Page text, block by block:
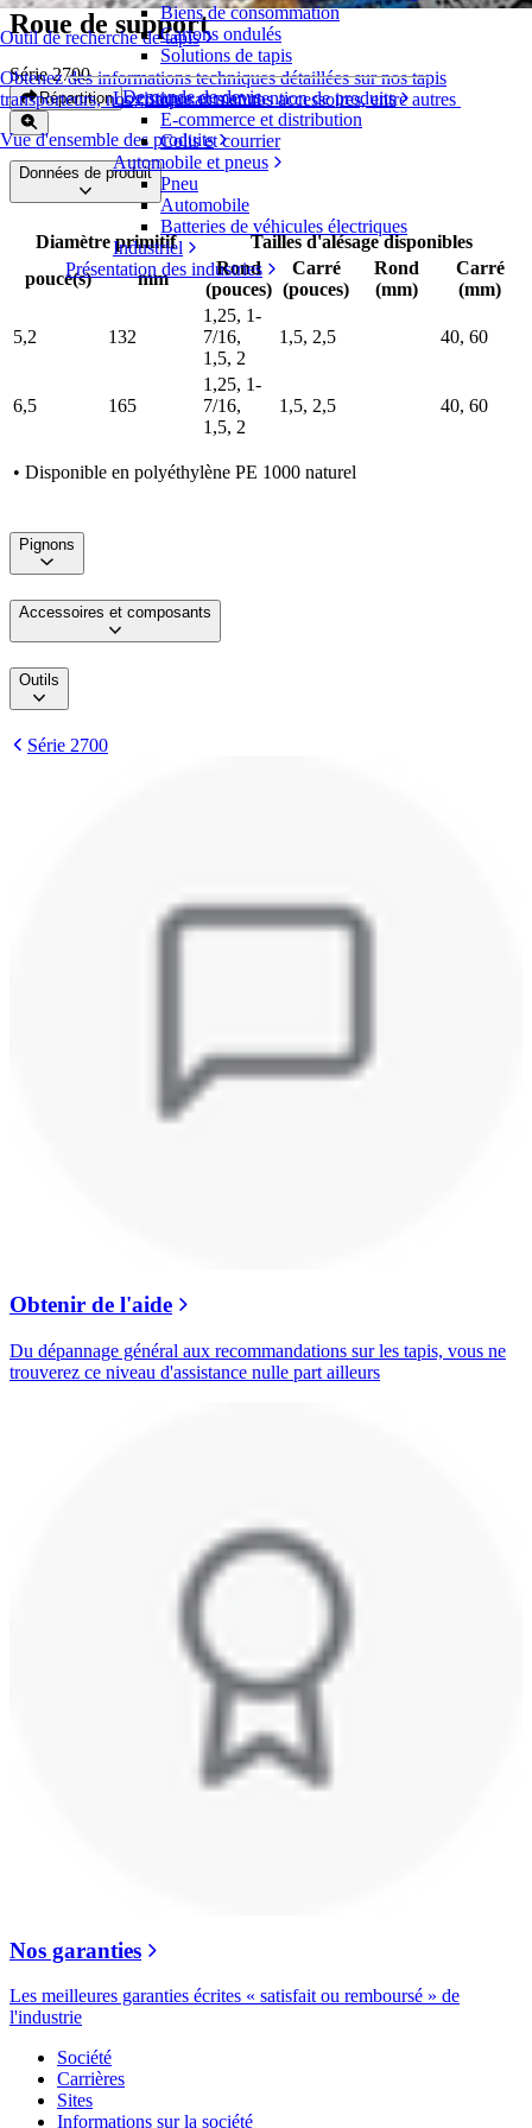
Outil de recherche de tapis
Obtenez des informations techniques détaillées sur nos tapis
transporteurs, nos composants et nos accessoires, entre autres
Vue d'ensemble des produits
Biens de consommation
Cartons ondulés
Solutions de tapis
Logistique et manutention de produits
E-commerce et distribution
Colis et courrier
Automobile et pneus
Pneu
Automobile
Batteries de véhicules électriques
Industriel
Présentation des industries
Roue de support
Série 2700
Répartition Demande de devis
Données de produit
Diamètre primitif
Tailles d'alésage disponibles
pouce(s)
mm
Rond
(pouces)
Carré
(pouces)
Rond
(mm)
Carré
(mm)
5,2 132
1,25, 1-
7/16,
1,5, 2
1,5, 2,5 40, 60
6,5 165
1,25, 1-
7/16,
1,5, 2
1,5, 2,5 40, 60
• Disponible en polyéthylène PE 1000 naturel
Pignons
Accessoires et composants
Outils
Série 2700
Obtenir de l'aide
Du dépannage général aux recommandations sur les tapis, vous ne
trouverez ce niveau d'assistance nulle part ailleurs
Nos garanties
Les meilleures garanties écrites « satisfait ou remboursé » de
l'industrie
Société
Carrières
Sites
Informations sur la société